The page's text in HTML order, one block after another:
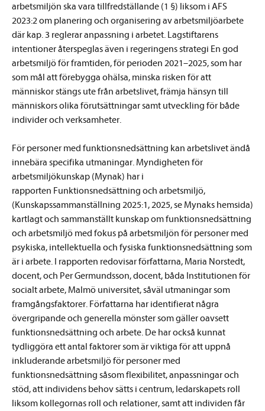
arbetsmiljön ska vara tillfredställande (1 §) liksom i AFS
2023:2 om planering och organisering av arbetsmiljöarbete
där kap. 3 reglerar anpassning i arbetet. Lagstiftarens
intentioner återspeglas även i regeringens strategi En god
arbetsmiljö för framtiden, för perioden 2021–2025, som har
som mål att förebygga ohälsa, minska risken för att
människor stängs ute från arbetslivet, främja hänsyn till
människors olika förutsättningar samt utveckling för både
individer och verksamheter.
För personer med funktionsnedsättning kan arbetslivet ändå
innebära specifika utmaningar. Myndigheten för
arbetsmiljökunskap (Mynak) har i
rapporten Funktionsnedsättning och arbetsmiljö,
(Kunskapssammanställning 2025:1, 2025, se Mynaks hemsida)
kartlagt och sammanställt kunskap om funktionsnedsättning
och arbetsmiljö med fokus på arbetsmiljön för personer med
psykiska, intellektuella och fysiska funktionsnedsättning som
är i arbete. I rapporten redovisar författarna, Maria Norstedt,
docent, och Per Germundsson, docent, båda Institutionen för
socialt arbete, Malmö universitet, såväl utmaningar som
framgångsfaktorer. Författarna har identifierat några
övergripande och generella mönster som gäller oavsett
funktionsnedsättning och arbete. De har också kunnat
tydliggöra ett antal faktorer som är viktiga för att uppnå
inkluderande arbetsmiljö för personer med
funktionsnedsättning såsom flexibilitet, anpassningar och
stöd, att individens behov sätts i centrum, ledarskapets roll
liksom kollegornas roll och relationer, samt att individen får